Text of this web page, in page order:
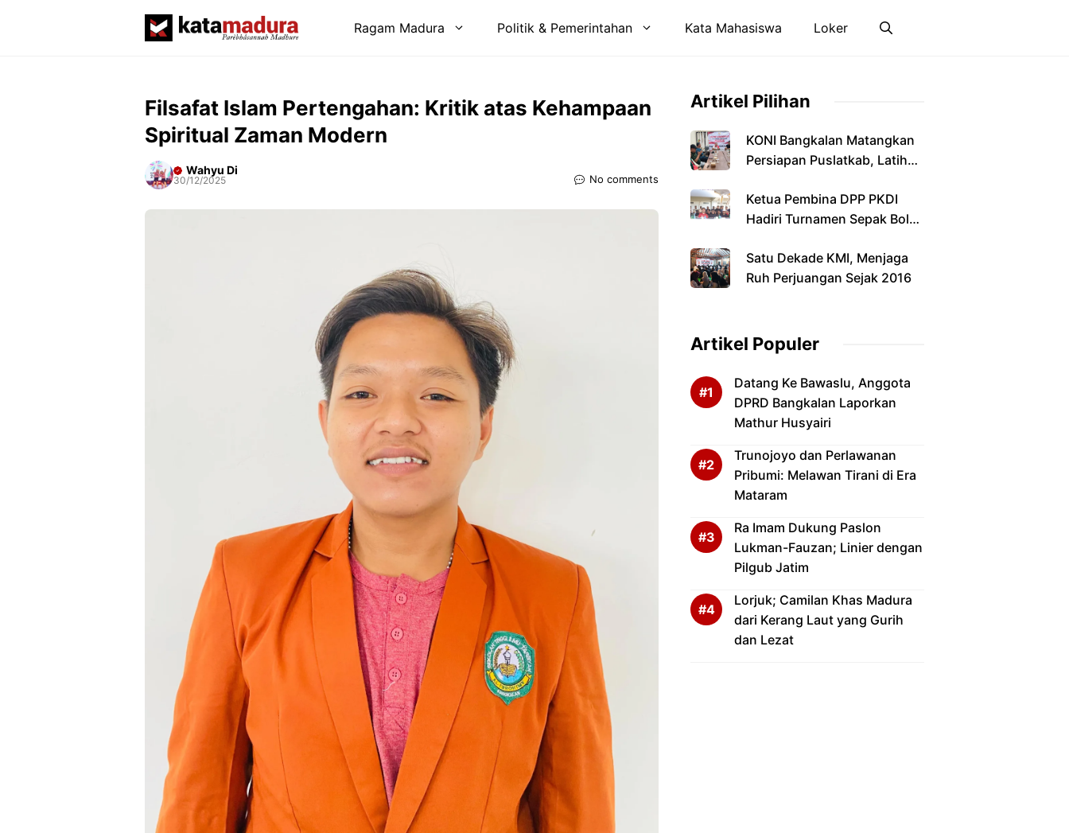
Ragam Madura Politik & Pemerintahan Kata Mahasiswa Loker
Filsafat Islam Pertengahan: Kritik atas Kehampaan
Spiritual Zaman Modern
Wahyu Di
30/12/2025 No comments
Artikel Pilihan
KONI Bangkalan Matangkan
Persiapan Puslatkab, Latihan
2027
Ketua Pembina DPP PKDI
Hadiri Turnamen Sepak Bola
Pamekasan
Satu Dekade KMI, Menjaga
Ruh Perjuangan Sejak 2016
Artikel Populer
Datang Ke Bawaslu, Anggota
DPRD Bangkalan Laporkan
Mathur Husyairi
Trunojoyo dan Perlawanan
Pribumi: Melawan Tirani di Era
Mataram
Ra Imam Dukung Paslon
Lukman-Fauzan; Linier dengan
Pilgub Jatim
Lorjuk; Camilan Khas Madura
dari Kerang Laut yang Gurih
dan Lezat